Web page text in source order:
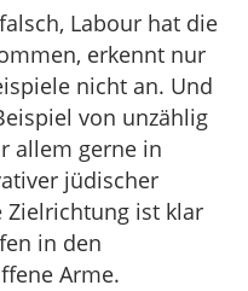
Labour hat die
erkennt nur
nicht an. Und
von unzählig
allem gerne in
jüdischer
Zielrichtung ist klar
in den
Arme.